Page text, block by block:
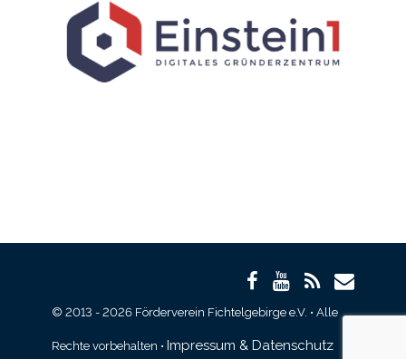
© 2013 - 2026 Förderverein Fichtelgebirge e.V. • Alle
Rechte vorbehalten • Impressum & Datenschutz